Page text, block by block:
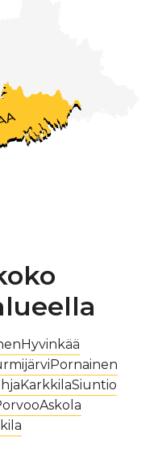
Hyvinkää
Pornainen
KarkkilaSiuntio
Askola